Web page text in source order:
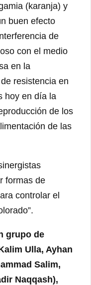
(karanja) y
buen efecto
de
con el medio
en la
resistencia en
hoy en día la
de los
de las
formas de
controlar el
grupo de
Ulla, Ayhan
Salim,
Naqqash),